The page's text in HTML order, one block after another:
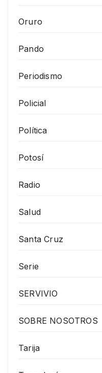
Oruro
Pando
Periodismo
Policial
Política
Potosí
Radio
Salud
Santa Cruz
Serie
SERVIVIO
SOBRE NOSOTROS
Tarija